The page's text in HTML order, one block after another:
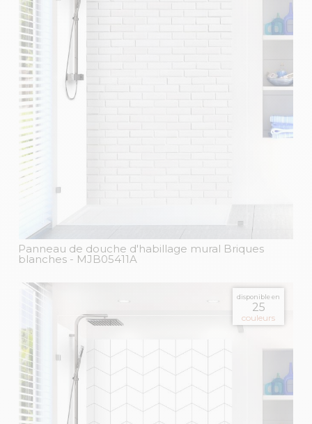
Panneau de douche d'habillage mural Briques
blanches - MJB05411A
disponible en
25
couleurs